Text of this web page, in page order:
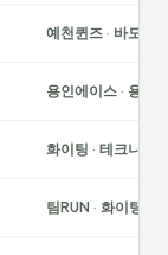
예천퀸즈 · 바모스
용인에이스 · 용인
화이팅 · 테크니화
팀RUN · 화이팅